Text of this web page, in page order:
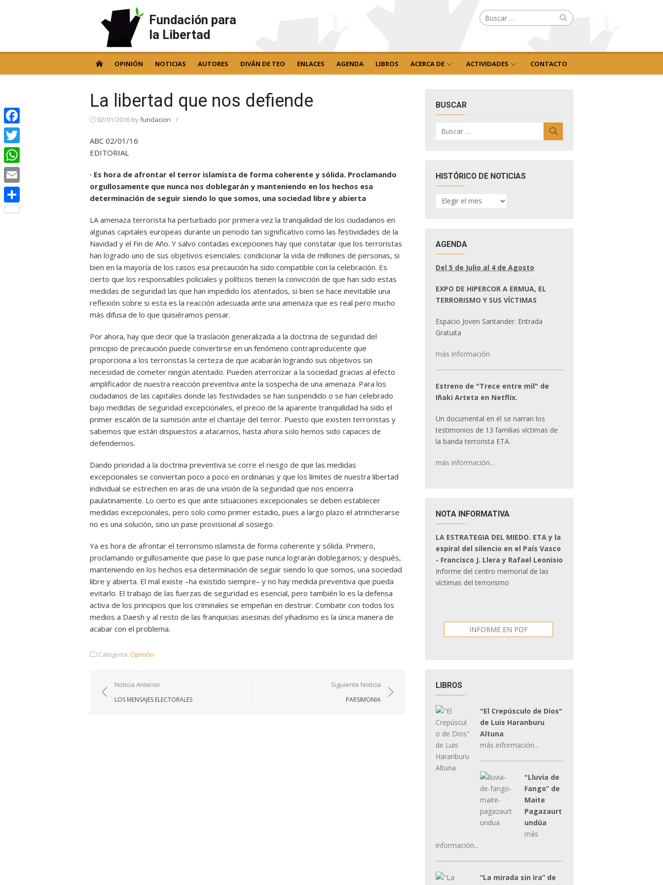
Fundación para
la Libertad
Buscar
por: Buscar
OPINIÓN NOTICIAS AUTORES DIVÁN DE TEO ENLACES AGENDA LIBROS ACERCA DE ACTIVIDADES CONTACTO
La libertad que nos defiende
02/01/2016 byfundacion /
ABC 02/01/16
EDITORIAL
· Es hora de afrontar el terror islamista de forma coherente y sólida. Proclamando
orgullosamente que nunca nos doblegarán y manteniendo en los hechos esa
determinación de seguir siendo lo que somos, una sociedad libre y abierta
LA amenaza terrorista ha perturbado por primera vez la tranquilidad de los ciudadanos en
algunas capitales europeas durante un periodo tan significativo como las festividades de la
Navidad y el Fin de Año. Y salvo contadas excepciones hay que constatar que los terroristas
han logrado uno de sus objetivos esenciales: condicionar la vida de millones de personas, si
bien en la mayoría de los casos esa precaución ha sido compatible con la celebración. Es
cierto que los responsables policiales y políticos tienen la convicción de que han sido estas
medidas de seguridad las que han impedido los atentados, si bien se hace inevitable una
reflexión sobre si esta es la reacción adecuada ante una amenaza que es real pero mucho
más difusa de lo que quisiéramos pensar.
Por ahora, hay que decir que la traslación generalizada a la doctrina de seguridad del
principio de precaución puede convertirse en un fenómeno contraproducente que
proporciona a los terroristas la certeza de que acabarán logrando sus objetivos sin
necesidad de cometer ningún atentado. Pueden aterrorizar a la sociedad gracias al efecto
amplificador de nuestra reacción preventiva ante la sospecha de una amenaza. Para los
ciudadanos de las capitales donde las festividades se han suspendido o se han celebrado
bajo medidas de seguridad excepcionales, el precio de la aparente tranquilidad ha sido el
primer escalón de la sumisión ante el chantaje del terror. Puesto que existen terroristas y
sabemos que están dispuestos a atacarnos, hasta ahora solo hemos sido capaces de
defendernos.
Dando prioridad a la doctrina preventiva se corre el riesgo de que las medidas
excepcionales se conviertan poco a poco en ordinarias y que los límites de nuestra libertad
individual se estrechen en aras de una visión de la seguridad que nos encierra
paulatinamente. Lo cierto es que ante situaciones excepcionales se deben establecer
medidas excepcionales, pero solo como primer estadio, pues a largo plazo el atrincherarse
no es una solución, sino un pase provisional al sosiego.
Ya es hora de afrontar el terrorismo islamista de forma coherente y sólida. Primero,
proclamando orgullosamente que pase lo que pase nunca lograrán doblegarnos; y después,
manteniendo en los hechos esa determinación de seguir siendo lo que somos, una sociedad
libre y abierta. El mal existe –ha existido siempre– y no hay medida preventiva que pueda
evitarlo. El trabajo de las fuerzas de seguridad es esencial, pero también lo es la defensa
activa de los principios que los criminales se empeñan en destruir. Combatir con todos los
medios a Daesh y al resto de las franquicias asesinas del yihadismo es la única manera de
acabar con el problema.
Categoría: Opinión
Navegación
de
Noticia Anterior
LOS MENSAJES ELECTORALES
Siguiente Noticia
PARSIMONIA
BUSCAR
por:
HISTÓRICO DE NOTICIAS
HISTÓRICO
DE
AGENDA
Del 5 de Julio al 4 de Agosto
EXPO DE HIPERCOR A ERMUA, EL
TERRORISMO Y SUS VÍCTIMAS
Espacio Joven Santander. Entrada
Gratuita
más información
Estreno de "Trece entre mil" de
Iñaki Arteta en Netflix.
Un documental en él se narran los
testimonios de 13 familias víctimas de
la banda terrorista ETA.
más información...
NOTA INFORMATIVA
LA ESTRATEGIA DEL MIEDO. ETA y la
espiral del silencio en el País Vasco
- Francisco J. Llera y Rafael Leonisio
Informe del centro memorial de las
víctimas del terrorismo
INFORME EN PDF
LIBROS
"El Crepúsculo de Dios"
de Luis Haranburu
Altuna
más información...
"Lluvia de
Fango” de
Maite
Pagazaurt
undúa
más
información...
“La mirada sin ira” de
Facebook
Twitter
WhatsApp
Email
Compartir